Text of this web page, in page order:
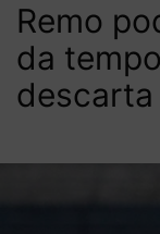
Remo
da
descarta